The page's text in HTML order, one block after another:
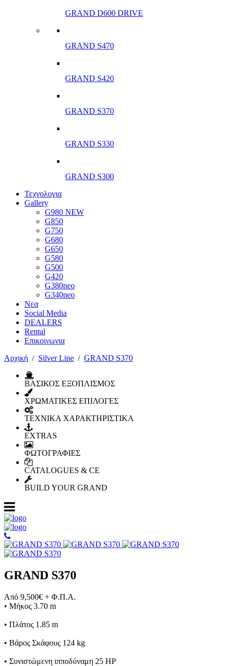
GRAND D600 DRIVE
GRAND S470
GRAND S420
GRAND S370
GRAND S330
GRAND S300
Τεχνολογια
Gallery
G980 NEW
G850
G750
G680
G650
G580
G500
G420
G380neo
G340neo
Νεα
Social Media
DEALERS
Rental
Επικοινωνια
Αρχική / Silver Line / GRAND S370
ΒΑΣΙΚΟΣ ΕΞΟΠΛΙΣΜΟΣ
ΧΡΩΜΑΤΙΚΕΣ ΕΠΙΛΟΓΕΣ
ΤΕΧΝΙΚΑ ΧΑΡΑΚΤΗΡΙΣΤΙΚΑ
EXTRAS
ΦΩΤΟΓΡΑΦΙΕΣ
CATALOGUES & CE
BUILD YOUR GRAND
GRAND S370
Από 9,500€ + Φ.Π.Α.
• Μήκος 3.70 m
• Πλάτος 1.85 m
• Βάρος Σκάφους 124 kg
• Συνιστώμενη ιπποδύναμη 25 HP